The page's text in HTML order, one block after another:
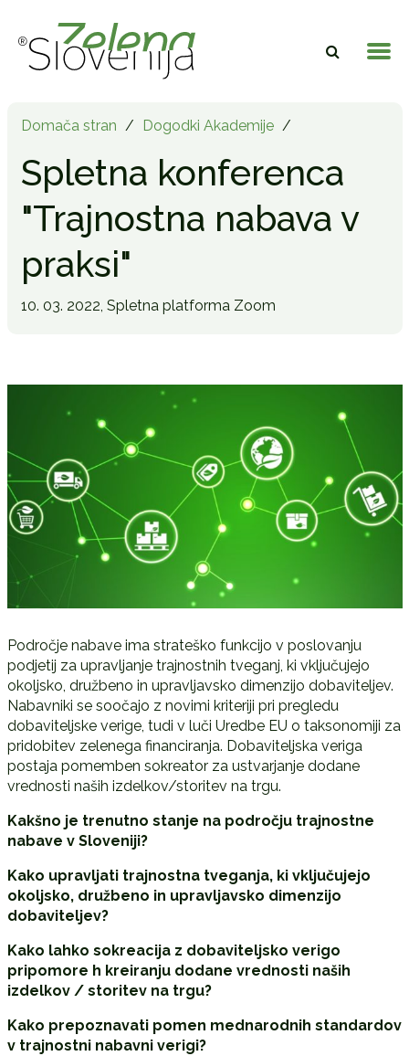
Domača stran / Dogodki Akademije /
Spletna konferenca
"Trajnostna nabava v
praksi"
10. 03. 2022, Spletna platforma Zoom
Področje nabave ima strateško funkcijo v poslovanju
podjetij za upravljanje trajnostnih tveganj, ki vključujejo
okoljsko, družbeno in upravljavsko dimenzijo dobaviteljev.
Nabavniki se soočajo z novimi kriteriji pri pregledu
dobaviteljske verige, tudi v luči Uredbe EU o taksonomiji za
pridobitev zelenega financiranja. Dobaviteljska veriga
postaja pomemben sokreator za ustvarjanje dodane
vrednosti naših izdelkov/storitev na trgu.
Kakšno je trenutno stanje na področju trajnostne
nabave v Sloveniji?
Kako upravljati trajnostna tveganja, ki vključujejo
okoljsko, družbeno in upravljavsko dimenzijo
dobaviteljev?
Kako lahko sokreacija z dobaviteljsko verigo
pripomore h kreiranju dodane vrednosti naših
izdelkov / storitev na trgu?
Kako prepoznavati pomen mednarodnih standardov
v trajnostni nabavni verigi?